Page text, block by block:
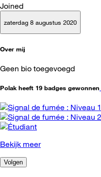
Joined
zaterdag 8 augustus 2020
Over mij
Geen bio toegevoegd
Polak heeft 19 badges gewonnen
Bekijk meer
Volgen